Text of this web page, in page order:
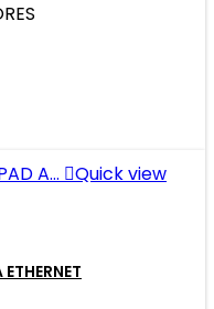
Quick view